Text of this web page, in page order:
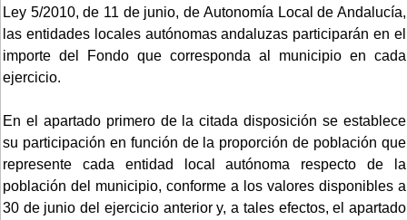
Ley 5/2010, de 11 de junio, de Autonomía Local de Andalucía,
las entidades locales autónomas andaluzas participarán en el
importe del Fondo que corresponda al municipio en cada
ejercicio.
En el apartado primero de la citada disposición se establece
su participación en función de la proporción de población que
represente cada entidad local autónoma respecto de la
población del municipio, conforme a los valores disponibles a
30 de junio del ejercicio anterior y, a tales efectos, el apartado